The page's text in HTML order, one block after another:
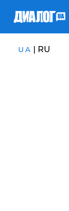
UA | RU